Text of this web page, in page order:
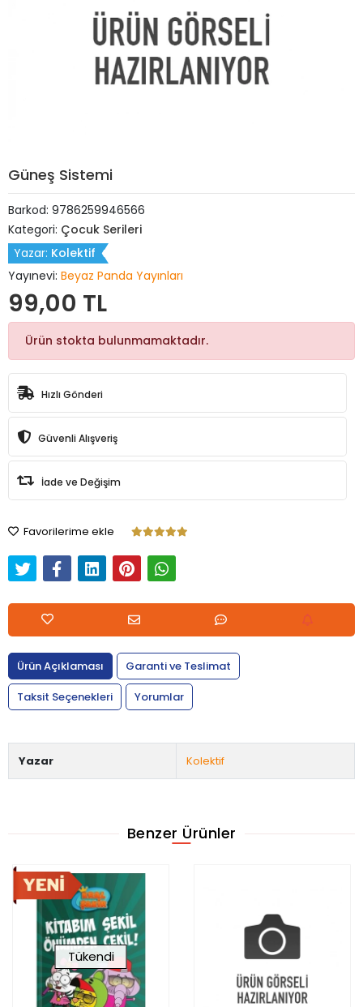
Güneş Sistemi
Barkod: 9786259946566
Kategori: Çocuk Serileri
Yazar: Kolektif
Yayınevi: Beyaz Panda Yayınları
99,00 TL
Ürün stokta bulunmamaktadır.
Hızlı Gönderi
Güvenli Alışveriş
İade ve Değişim
Favorilerime ekle
Ürün Açıklaması
Garanti ve Teslimat
Taksit Seçenekleri
Yorumlar
Yazar Kolektif
Benzer Ürünler
Tükendi